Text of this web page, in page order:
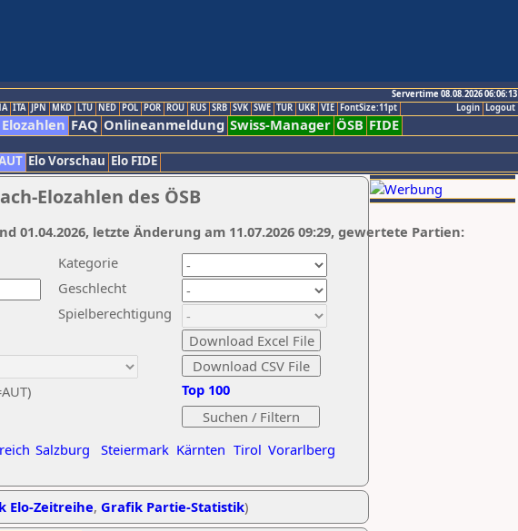
Servertime 08.08.2026 06:06:13
Logout
Login
ITA JPN MKD LTU NED POL POR ROU RUS SRB SVK SWE TUR UKR VIE FontSize:11pt
Elozahlen FAQ Onlineanmeldung Swiss-Manager ÖSB FIDE
Elo Vorschau Elo FIDE
Elozahlen des ÖSB
Kategorie
Geschlecht
Spielberechtigung
Salzburg Steiermark Kärnten Tirol Vorarlberg
Top 100
01.04.2026, letzte Änderung am 11.07.2026 09:29, gewertete Partien:
Elo-Zeitreihe, Grafik Partie-Statistik)